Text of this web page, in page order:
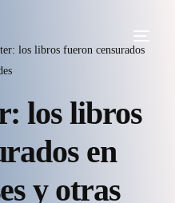
los libros fueron censurados
los libros
en
y otras